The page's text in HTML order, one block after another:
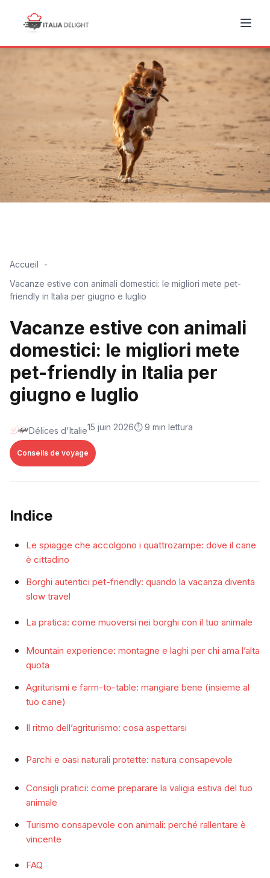
Accueil
Vacanze estive con animali domestici: le migliori mete pet-
friendly in Italia per giugno e luglio
Vacanze estive con animali
domestici: le migliori mete
pet-friendly in Italia per
giugno e luglio
Délices d'Italie15 juin 2026⏱️ 9 min lettura
Conseils de voyage
Indice
Le spiagge che accolgono i quattrozampe: dove il cane
è cittadino
Borghi autentici pet-friendly: quando la vacanza diventa
slow travel
La pratica: come muoversi nei borghi con il tuo animale
Mountain experience: montagne e laghi per chi ama l’alta
quota
Agriturismi e farm-to-table: mangiare bene (insieme al
tuo cane)
Il ritmo dell’agriturismo: cosa aspettarsi
Parchi e oasi naturali protette: natura consapevole
Consigli pratici: come preparare la valigia estiva del tuo
animale
Turismo consapevole con animali: perché rallentare è
vincente
FAQ